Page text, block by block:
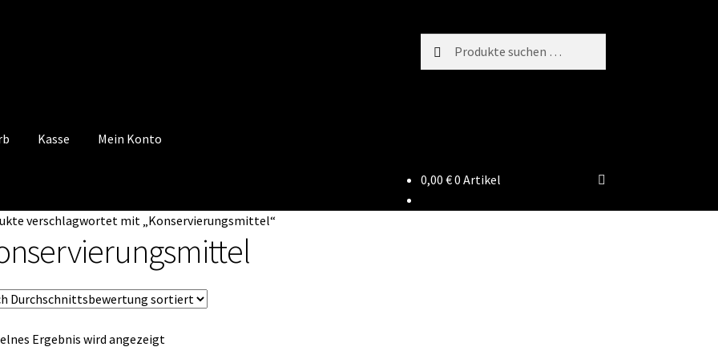
nach:
Kasse Mein Konto
0,00 €0 Artikel
verschlagwortet mit „Konservierungsmittel“
Ergebnis wird angezeigt